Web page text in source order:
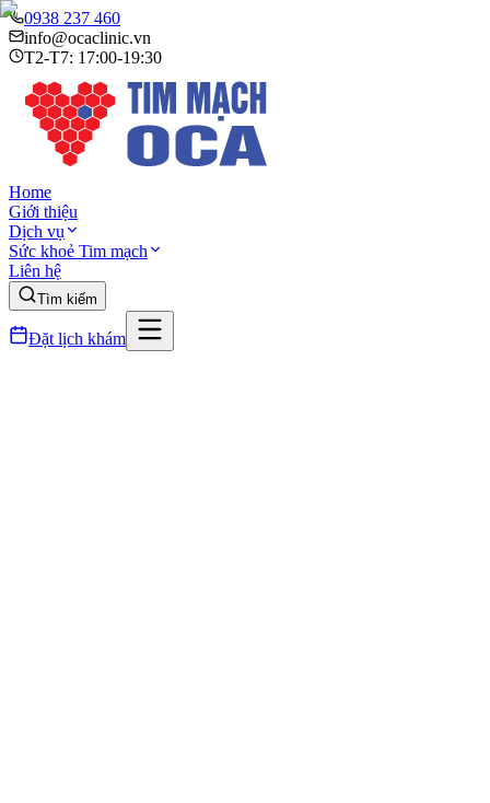
0938 237 460
info@ocaclinic.vn
T2-T7: 17:00-19:30
Home
Giới thiệu
Dịch vụ
Sức khoẻ Tim mạch
Liên hệ
Tìm kiếm
Đặt lịch khám